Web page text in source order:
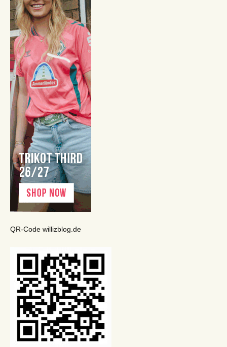
QR-Code willizblog.de